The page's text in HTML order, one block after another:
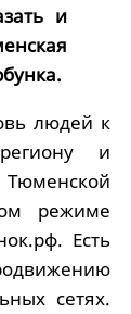
и
людей к
и
режиме
Есть
сетях.